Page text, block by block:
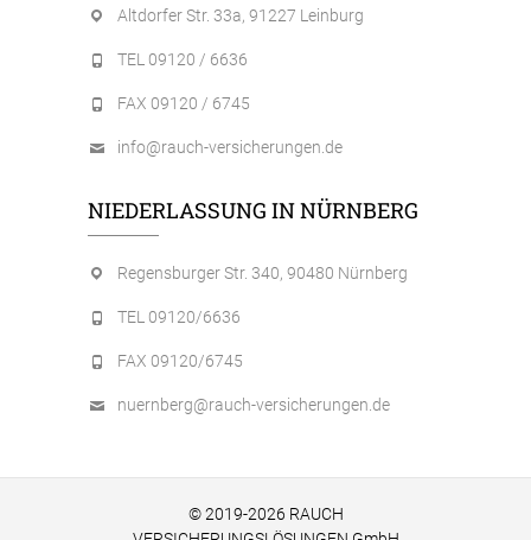
Altdorfer Str. 33a, 91227 Leinburg
TEL 09120 / 6636
FAX 09120 / 6745
info@rauch-versicherungen.de
NIEDERLASSUNG IN NÜRNBERG
Regensburger Str. 340, 90480 Nürnberg
TEL 09120/6636
FAX 09120/6745
nuernberg@rauch-versicherungen.de
© 2019-2026 RAUCH